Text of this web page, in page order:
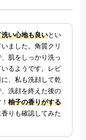
い心地も良いとい
ました。角質クリ
肌をしっかり洗っ
るようです。レビ
、私も洗顔して乾
洗顔を終えた後の
！柚子の香りがする
りも確認してみた